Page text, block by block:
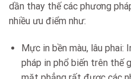
dần thay thế các phương
nhiều ưu điểm như:
Mực in bền màu, lâu phai:
pháp in phổ biến trên thế